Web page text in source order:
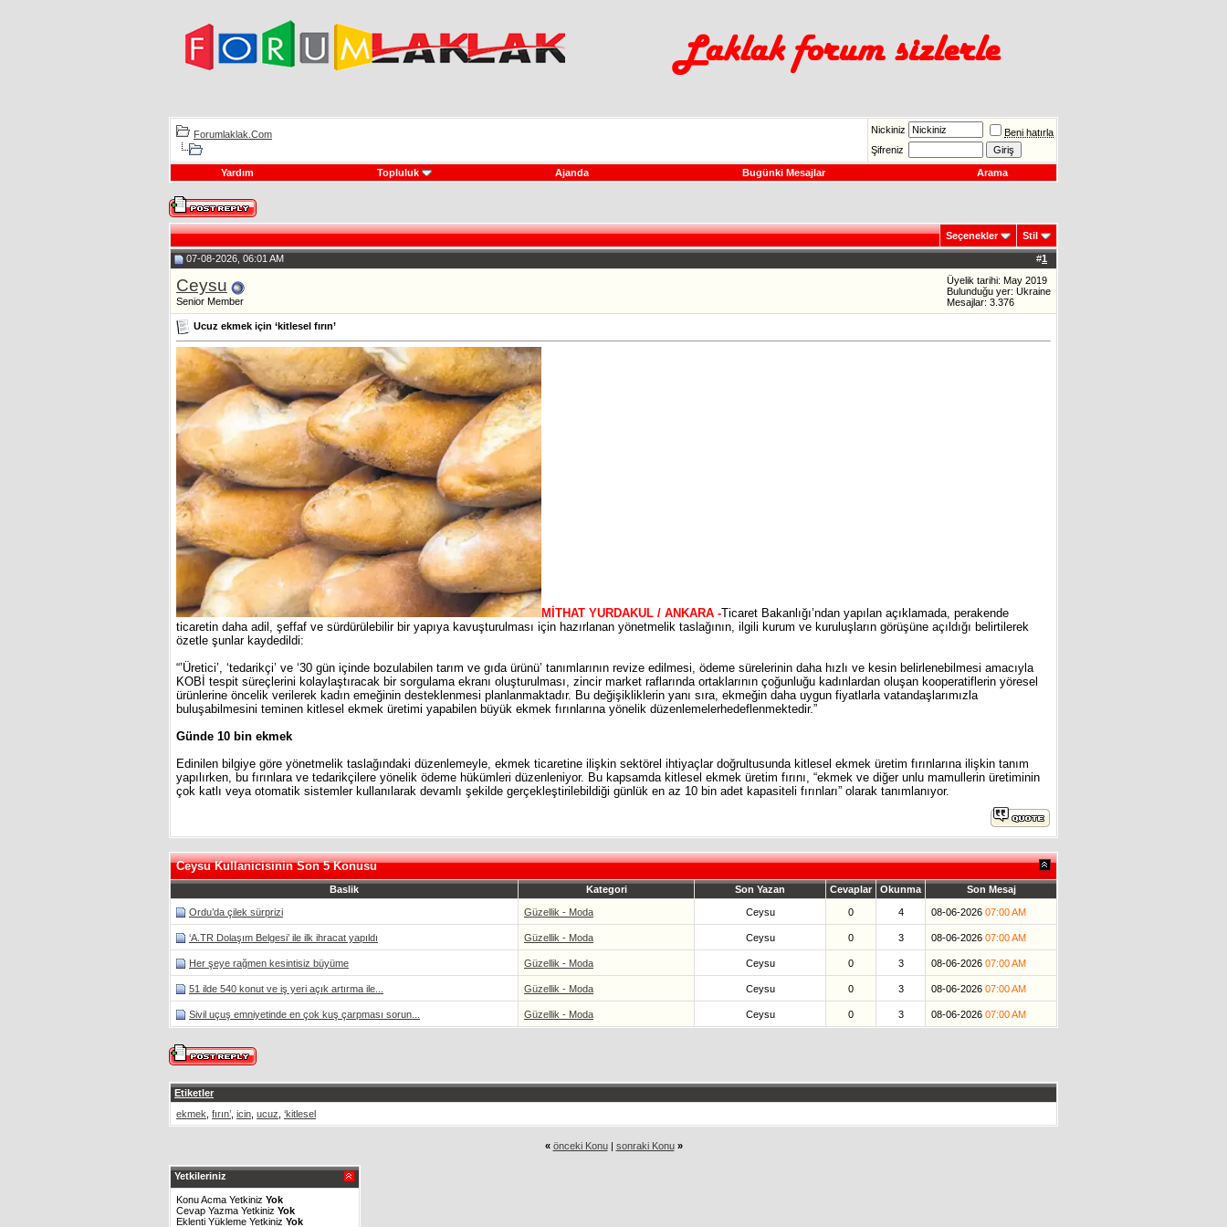
Forumlaklak.Com Nickiniz
Beni hatırla
Şifreniz
Yardım Topluluk Ajanda Bugünki Mesajlar Arama
Seçenekler Stil
#1
07-08-2026, 06:01 AM
Ceysu
Senior Member
Üyelik tarihi: May 2019
Bulunduğu yer: Ukraine
Mesajlar: 3.376
Ucuz ekmek için ‘kitlesel fırın’
MİTHAT YURDAKUL / ANKARA -Ticaret Bakanlığı’ndan yapılan açıklamada, perakende
ticaretin daha adil, şeffaf ve sürdürülebilir bir yapıya kavuşturulması için hazırlanan yönetmelik taslağının, ilgili kurum ve kuruluşların görüşüne açıldığı belirtilerek
özetle şunlar kaydedildi:
“’Üretici’, ‘tedarikçi’ ve ‘30 gün içinde bozulabilen tarım ve gıda ürünü’ tanımlarının revize edilmesi, ödeme sürelerinin daha hızlı ve kesin belirlenebilmesi amacıyla
KOBİ tespit süreçlerini kolaylaştıracak bir sorgulama ekranı oluşturulması, zincir market raflarında ortaklarının çoğunluğu kadınlardan oluşan kooperatiflerin yöresel
ürünlerine öncelik verilerek kadın emeğinin desteklenmesi planlanmaktadır. Bu değişikliklerin yanı sıra, ekmeğin daha uygun fiyatlarla vatandaşlarımızla
buluşabilmesini teminen kitlesel ekmek üretimi yapabilen büyük ekmek fırınlarına yönelik düzenlemelerhedeflenmektedir.”
Günde 10 bin ekmek
Edinilen bilgiye göre yönetmelik taslağındaki düzenlemeyle, ekmek ticaretine ilişkin sektörel ihtiyaçlar doğrultusunda kitlesel ekmek üretim fırınlarına ilişkin tanım
yapılırken, bu fırınlara ve tedarikçilere yönelik ödeme hükümleri düzenleniyor. Bu kapsamda kitlesel ekmek üretim fırını, “ekmek ve diğer unlu mamullerin üretiminin
çok katlı veya otomatik sistemler kullanılarak devamlı şekilde gerçekleştirilebildiği günlük en az 10 bin adet kapasiteli fırınları” olarak tanımlanıyor.
Ceysu Kullanicisinin Son 5 Konusu
Baslik Kategori Son Yazan Cevaplar Okunma Son Mesaj
Ordu’da çilek sürprizi Güzellik - Moda Ceysu 0 4 08-06-2026 07:00 AM
‘A.TR Dolaşım Belgesi’ ile ilk ihracat yapıldı Güzellik - Moda Ceysu 0 3 08-06-2026 07:00 AM
Her şeye rağmen kesintisiz büyüme Güzellik - Moda Ceysu 0 3 08-06-2026 07:00 AM
51 ilde 540 konut ve iş yeri açık artırma ile... Güzellik - Moda Ceysu 0 3 08-06-2026 07:00 AM
Sivil uçuş emniyetinde en çok kuş çarpması sorun... Güzellik - Moda Ceysu 0 3 08-06-2026 07:00 AM
Etiketler
ekmek fırın’ icin ucuz ‘kitlesel
« önceki Konu| sonraki Konu »
Yetkileriniz
Konu Acma Yetkiniz Yok
Cevap Yazma Yetkiniz Yok
Eklenti Yükleme Yetkiniz Yok